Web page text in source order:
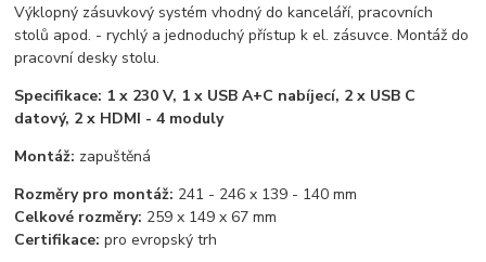
Výklopný zásuvkový systém vhodný do kanceláří, pracovních
stolů apod. - rychlý a jednoduchý přístup k el. zásuvce. Montáž do
pracovní desky stolu.
Specifikace: 1 x 230 V, 1 x USB A+C nabíjecí, 2 x USB C
datový, 2 x HDMI - 4 moduly
Montáž: zapuštěná
Rozměry pro montáž: 241 - 246 x 139 - 140 mm
Celkové rozměry: 259 x 149 x 67 mm
Certifikace: pro evropský trh